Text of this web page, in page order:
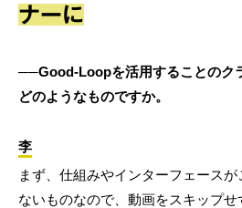
ナーに
──Good-Loopを活用することのク
どのようなものですか。
李
まず、仕組みやインターフェース
ないものなので、動画をスキップせ